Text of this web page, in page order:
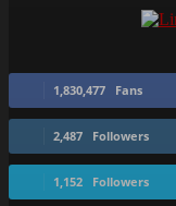
1,830,477 Fans
2,487 Followers
1,152 Followers